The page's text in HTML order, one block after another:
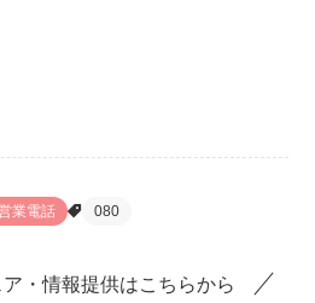
業電話 080
・情報提供はこちらから